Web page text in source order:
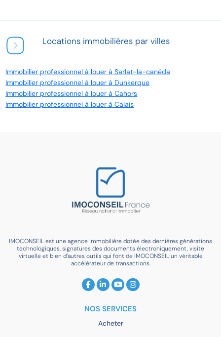
Locations immobilières par villes
Immobilier professionnel à louer à Sarlat-la-canéda
Immobilier professionnel à louer à Dunkerque
Immobilier professionnel à louer à Cahors
Immobilier professionnel à louer à Calais
IMOCONSEIL est une agence immobilière dotée des dernières générations
technologiques, signatures des documents électroniquement, visite
virtuelle et bien d’autres outils qui font de IMOCONSEIL un véritable
accélérateur de transactions.
NOS SERVICES
Acheter